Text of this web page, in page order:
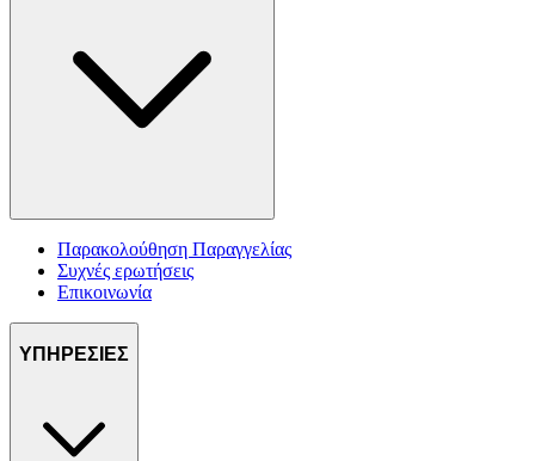
Παρακολούθηση Παραγγελίας
Συχνές ερωτήσεις
Επικοινωνία
ΥΠΗΡΕΣΙΕΣ